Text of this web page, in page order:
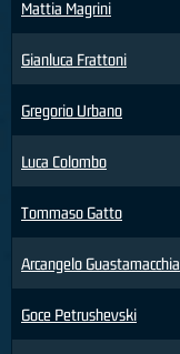
Mattia Magrini
Gianluca Frattoni
Gregorio Urbano
Luca Colombo
Tommaso Gatto
Arcangelo Guastamacchia
Goce Petrushevski